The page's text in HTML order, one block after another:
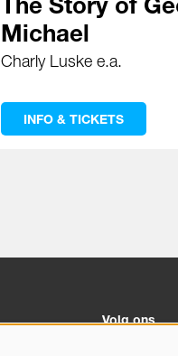
Michael
Charly Luske e.a.
INFO & TICKETS
Volg ons